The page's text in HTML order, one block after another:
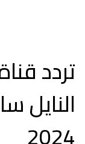
تردد
النايل